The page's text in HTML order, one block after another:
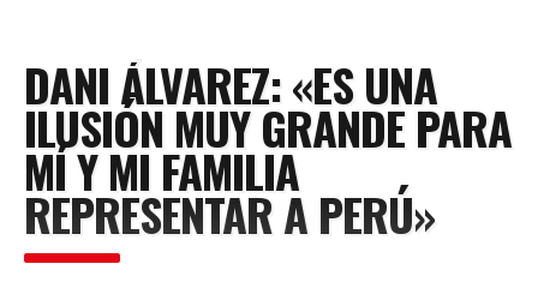
Food & Drink
Features
News
Contacts
DANI ÁLVAREZ: «ES UNA
ILUSIÓN MUY GRANDE PARA
MÍ Y MI FAMILIA
REPRESENTAR A PERÚ»